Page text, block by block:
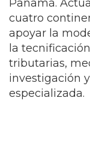
Panamá.
cuatro
apoyar la
la
tributarias,
investigación
especializada.